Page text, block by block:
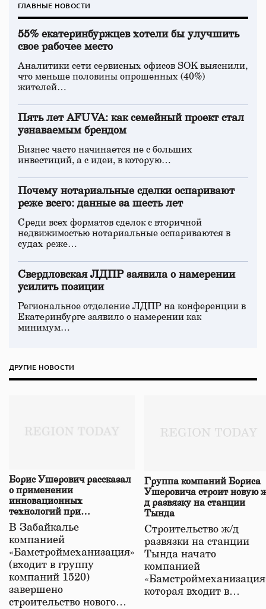
ГЛАВНЫЕ НОВОСТИ
55% екатеринбуржцев хотели бы улучшить
свое рабочее место
Аналитики сети сервисных офисов SOK выяснили,
что меньше половины опрошенных (40%)
жителей…
Пять лет AFUVA: как семейный проект стал
узнаваемым брендом
Бизнес часто начинается не с больших
инвестиций, а с идеи, в которую…
Почему нотариальные сделки оспаривают
реже всего: данные за шесть лет
Среди всех форматов сделок с вторичной
недвижимостью нотариальные оспариваются в
судах реже…
Свердловская ЛДПР заявила о намерении
усилить позиции
Региональное отделение ЛДПР на конференции в
Екатеринбурге заявило о намерении как
минимум…
ДРУГИЕ НОВОСТИ
Борис Ушерович рассказал
о применении
инновационных
технологий при
строительстве нового моста
в Забайкалье
В Забайкалье
компанией
«Бамстроймеханизация»
(входит в группу
компаний 1520)
завершено
строительство нового…
Группа компаний Бориса
Ушеровича строит новую
д развязку на станции
Тында
Строительство ж/д
развязки на станции
Тында начато
компанией
которая входит в…